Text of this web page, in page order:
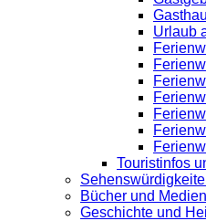
Urlaub
Touristinfos
Bücher und Medien
Geschichte und